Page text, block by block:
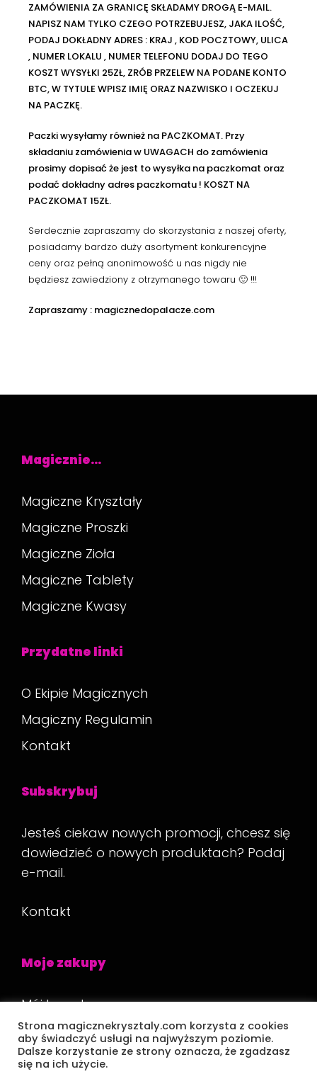
ZAMÓWIENIA ZA GRANICĘ SKŁADAMY DROGĄ E-MAIL.
NAPISZ NAM TYLKO CZEGO POTRZEBUJESZ, JAKA ILOŚĆ,
PODAJ DOKŁADNY ADRES : KRAJ , KOD POCZTOWY, ULICA
, NUMER LOKALU , NUMER TELEFONU DODAJ DO TEGO
KOSZT WYSYŁKI 25ZŁ, ZRÓB PRZELEW NA PODANE KONTO
BTC, W TYTULE WPISZ IMIĘ ORAZ NAZWISKO I OCZEKUJ
NA PACZKĘ.
Paczki wysyłamy również na PACZKOMAT. Przy
składaniu zamówienia w UWAGACH do zamówienia
prosimy dopisać że jest to wysyłka na paczkomat oraz
podać dokładny adres paczkomatu ! KOSZT NA
PACZKOMAT 15ZŁ.
Serdecznie zapraszamy do skorzystania z naszej oferty,
posiadamy bardzo duży asortyment konkurencyjne
ceny oraz pełną anonimowość u nas nigdy nie
będziesz zawiedziony z otrzymanego towaru 🙂 !!!
Zapraszamy : magicznedopalacze.com
Magicznie…
Magiczne Kryształy
Magiczne Proszki
Magiczne Zioła
Magiczne Tablety
Magiczne Kwasy
Przydatne linki
O Ekipie Magicznych
Magiczny Regulamin
Kontakt
Subskrybuj
Jesteś ciekaw nowych promocji, chcesz się
dowiedzieć o nowych produktach? Podaj
e-mail.
Kontakt
Moje zakupy
Mój koszyk
Płatność
Strona magicznekrysztaly.com korzysta z cookies
aby świadczyć usługi na najwyższym poziomie.
Dalsze korzystanie ze strony oznacza, że zgadzasz
się na ich użycie.